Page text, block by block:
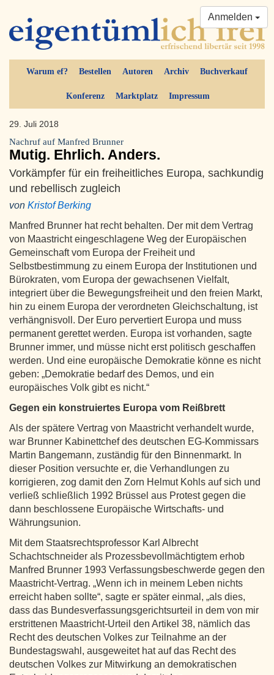
Warum ef? Bestellen Autoren Archiv Buchverkauf
Konferenz Marktplatz Impressum
Anmelden
29. Juli 2018
Nachruf auf Manfred Brunner
Mutig. Ehrlich. Anders.
Vorkämpfer für ein freiheitliches Europa, sachkundig
und rebellisch zugleich
von Kristof Berking
Manfred Brunner hat recht behalten. Der mit dem Vertrag
von Maastricht eingeschlagene Weg der Europäischen
Gemeinschaft vom Europa der Freiheit und
Selbstbestimmung zu einem Europa der Institutionen und
Bürokraten, vom Europa der gewachsenen Vielfalt,
integriert über die Bewegungsfreiheit und den freien Markt,
hin zu einem Europa der verordneten Gleichschaltung, ist
verhängnisvoll. Der Euro pervertiert Europa und muss
permanent gerettet werden. Europa ist vorhanden, sagte
Brunner immer, und müsse nicht erst politisch geschaffen
werden. Und eine europäische Demokratie könne es nicht
geben: „Demokratie bedarf des Demos, und ein
europäisches Volk gibt es nicht.“
Gegen ein konstruiertes Europa vom Reißbrett
Als der spätere Vertrag von Maastricht verhandelt wurde,
war Brunner Kabinettchef des deutschen EG-Kommissars
Martin Bangemann, zuständig für den Binnenmarkt. In
dieser Position versuchte er, die Verhandlungen zu
korrigieren, zog damit den Zorn Helmut Kohls auf sich und
verließ schließlich 1992 Brüssel aus Protest gegen die
dann beschlossene Europäische Wirtschafts- und
Währungsunion.
Mit dem Staatsrechtsprofessor Karl Albrecht
Schachtschneider als Prozessbevollmächtigtem erhob
Manfred Brunner 1993 Verfassungsbeschwerde gegen den
Maastricht-Vertrag. „Wenn ich in meinem Leben nichts
erreicht haben sollte“, sagte er später einmal, „als dies,
dass das Bundesverfassungsgerichtsurteil in dem von mir
erstrittenen Maastricht-Urteil den Artikel 38, nämlich das
Recht des deutschen Volkes zur Teilnahme an der
Bundestagswahl, ausgeweitet hat auf das Recht des
deutschen Volkes zur Mitwirkung an demokratischen